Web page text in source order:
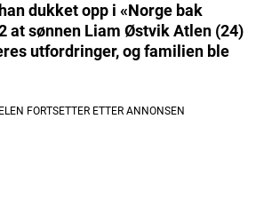
dukket opp i «Norge bak
at sønnen Liam Østvik Atlen (24)
utfordringer, og familien ble